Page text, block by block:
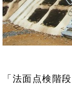
「法面点検階